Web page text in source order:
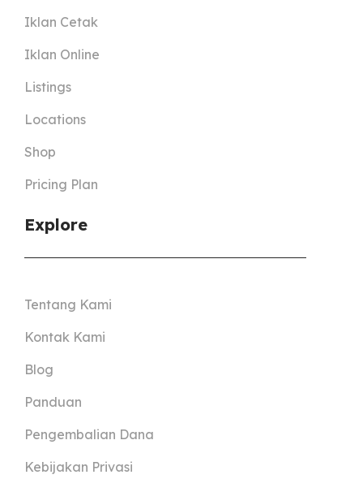
Iklan Cetak
Iklan Online
Listings
Locations
Shop
Pricing Plan
Explore
Tentang Kami
Kontak Kami
Blog
Panduan
Pengembalian Dana
Kebijakan Privasi